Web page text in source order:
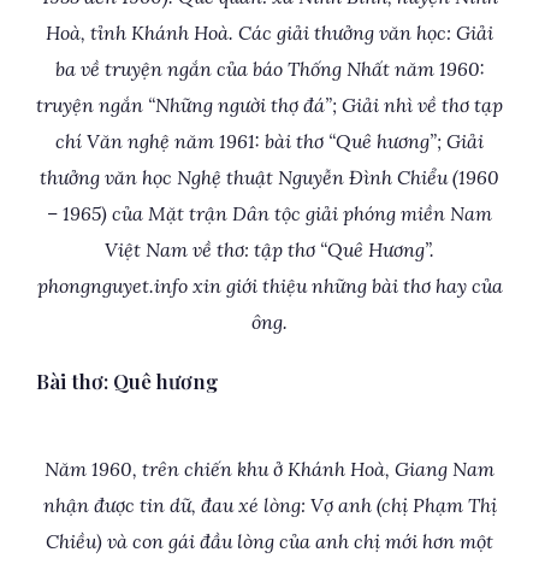
Hoà, tỉnh Khánh Hoà. Các giải thưởng văn học: Giải
ba về truyện ngắn của báo Thống Nhất năm 1960:
truyện ngắn “Những người thợ đá”; Giải nhì về thơ tạp
chí Văn nghệ năm 1961: bài thơ “Quê hương”; Giải
thưởng văn học Nghệ thuật Nguyễn Đình Chiểu (1960
– 1965) của Mặt trận Dân tộc giải phóng miền Nam
Việt Nam về thơ: tập thơ “Quê Hương”.
phongnguyet.info xin giới thiệu những bài thơ hay của
ông.
Bài thơ: Quê hương
Năm 1960, trên chiến khu ở Khánh Hoà, Giang Nam
nhận được tin dữ, đau xé lòng: Vợ anh (chị Phạm Thị
Chiều) và con gái đầu lòng của anh chị mới hơn một